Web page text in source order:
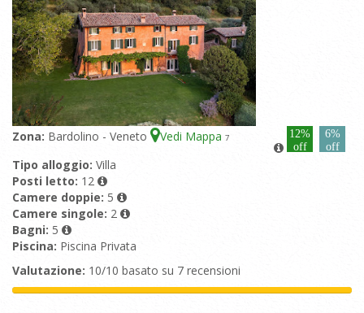
Zona: Bardolino - Veneto Vedi Mappa 7
12%
off
6%
off
Tipo alloggio: Villa
Posti letto: 12
Camere doppie: 5
Camere singole: 2
Bagni: 5
Piscina: Piscina Privata
Valutazione: 10/10 basato su 7 recensioni